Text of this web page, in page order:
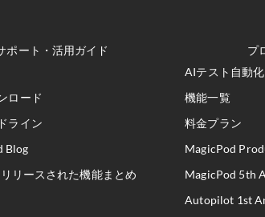
ポート・活用ガイド
ロード
ライン
Blog
リースされた機能まとめ
プ
AIテスト自動
機能一覧
料金プラン
MagicPod
MagicPod 5th
Autopilot 1st